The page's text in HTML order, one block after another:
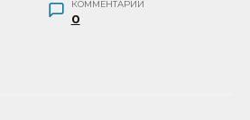
КОММЕНТАРИИ
0